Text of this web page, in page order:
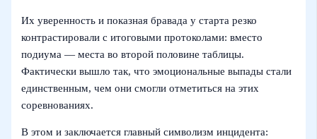
Их уверенность и показная бравада у старта резко
контрастировали с итоговыми протоколами: вместо
подиума — места во второй половине таблицы.
Фактически вышло так, что эмоциональные выпады стали
единственным, чем они смогли отметиться на этих
соревнованиях.
В этом и заключается главный символизм инцидента: